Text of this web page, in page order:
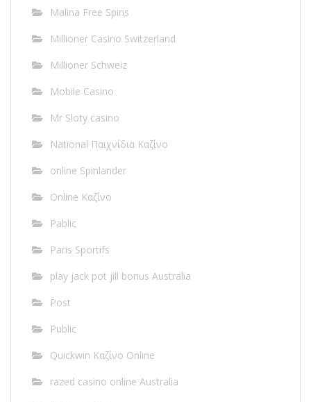
Malina Free Spins
Millioner Casino Switzerland
Millioner Schweiz
Mobile Casino
Mr Sloty casino
National Παιχνίδια Καζίνο
online Spinlander
Online Καζίνο
Pablic
Paris Sportifs
play jack pot jill bonus Australia
Post
Public
Quickwin Καζίνο Online
razed casino online Australia